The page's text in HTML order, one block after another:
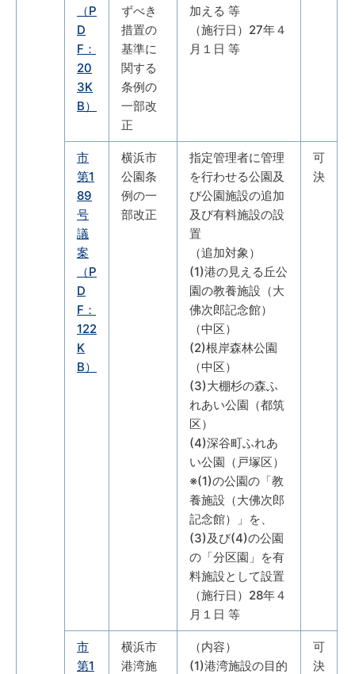
（P
D
F：
20
3K
B）
ずべき
措置の
基準に
関する
条例の
一部改
正
加える 等
（施行日）27年４
月１日 等
市
第1
89
号
議
案
（P
D
F：
122
K
B）
横浜市
公園条
例の一
部改正
指定管理者に管理
を行わせる公園及
び公園施設の追加
及び有料施設の設
置
（追加対象）
(1)港の見える丘公
園の教養施設（大
佛次郎記念館）
（中区）
(2)根岸森林公園
（中区）
(3)大棚杉の森ふ
れあい公園（都筑
区）
(4)深谷町ふれあ
い公園（戸塚区）
※(1)の公園の「教
養施設（大佛次郎
記念館）」を、
(3)及び(4)の公園
の「分区園」を有
料施設として設置
（施行日）28年４
月１日 等
可
決
市
第1
横浜市
港湾施
（内容）
(1)港湾施設の目的
可
決